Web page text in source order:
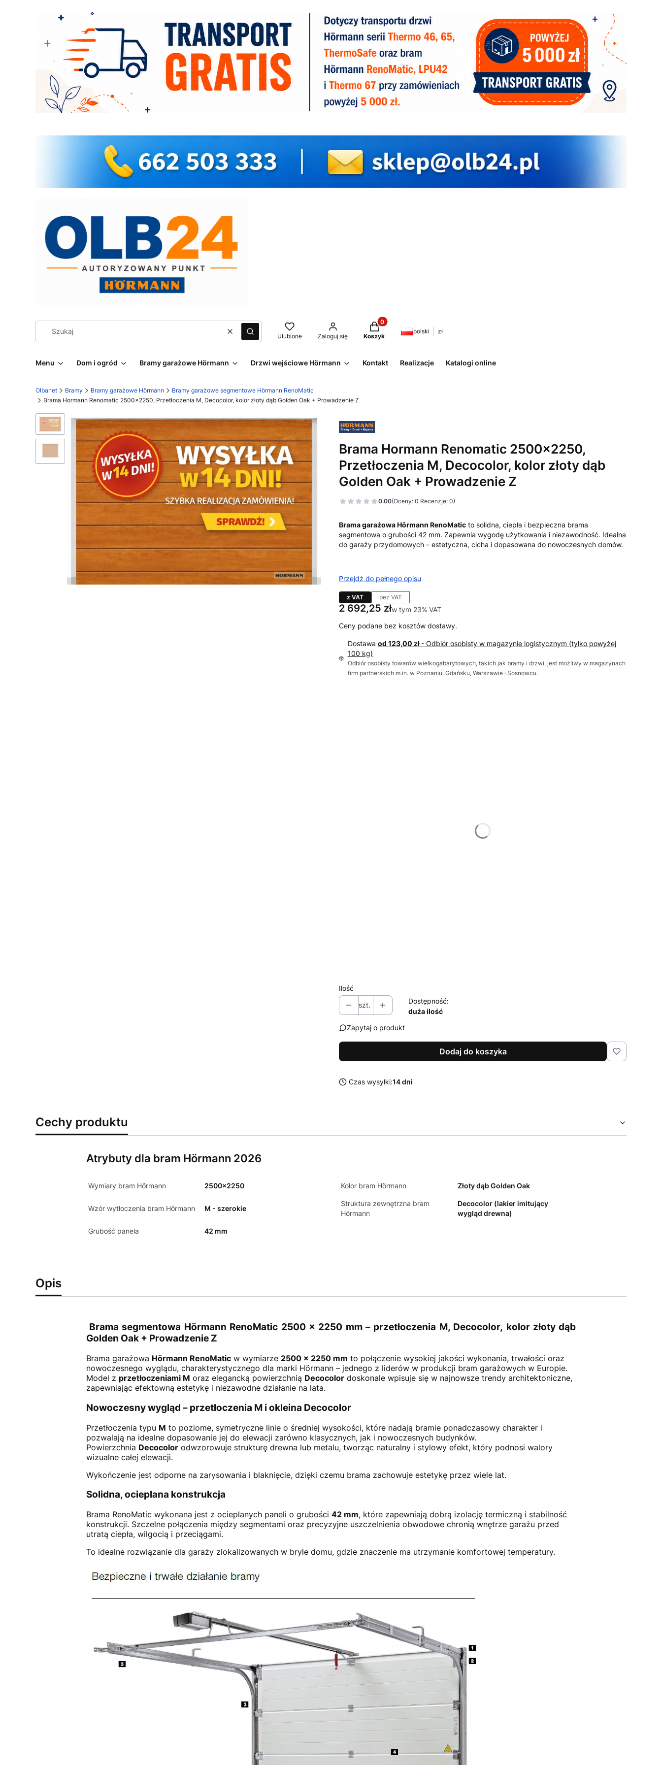
WyczyśćSzukaj Ulubione Zaloguj się
Produkty w koszyku: 0. Zobacz szczegóły
Koszyk
polski zł
Menu Dom i ogród Bramy garażowe Hörmann Drzwi wejściowe Hörmann Kontakt Realizacje Katalogi online
Olbanet Bramy Bramy garażowe Hörmann
Bramy garażowe segmentowe Hörmann RenoMatic
Brama Hormann Renomatic 2500x2250, Przetłoczenia M, Decocolor, kolor złoty dąb Golden Oak + Prowadzenie Z
Brama Hormann Renomatic 2500x2250,
Przetłoczenia M, Decocolor, kolor złoty dąb
Golden Oak + Prowadzenie Z
0.00(Oceny: 0 Recenzje: 0)
Brama garażowa Hörmann RenoMatic to solidna, ciepła i bezpieczna brama
segmentowa o grubości 42 mm. Zapewnia wygodę użytkowania i niezawodność. Idealna
do garaży przydomowych – estetyczna, cicha i dopasowana do nowoczesnych domów.
Przejdź do pełnego opisu
z VAT bez VAT
Cena
2 692,25 złw tym 23% VAT
w tym 23% VAT
Ceny podane bez kosztów dostawy.
Dostawa od 123,00 zł - Odbiór osobisty w magazynie logistycznym (tylko powyżej
100 kg)
Odbiór osobisty towarów wielkogabarytowych, takich jak bramy i drzwi, jest możliwy w magazynach
firm partnerskich m.in. w Poznaniu, Gdańsku, Warszawie i Sosnowcu.
Ilość
szt.
Dostępność:
duża ilość
Zapytaj o produkt
Dodaj do koszyka
Czas wysyłki:14 dni
Cechy produktu
Atrybuty dla bram Hörmann 2026
Wymiary bram Hörmann 2500x2250 Kolor bram Hörmann Złoty dąb Golden Oak
Wzór wytłoczenia bram Hörmann M - szerokie
Struktura zewnętrzna bram
Hörmann
Decocolor (lakier imitujący
wygląd drewna)
Grubość panela 42 mm
Opis
Brama segmentowa Hörmann RenoMatic 2500 × 2250 mm – przetłoczenia M, Decocolor, kolor złoty dąb
Golden Oak + Prowadzenie Z
Brama garażowa Hörmann RenoMaticw wymiarze 2500 × 2250 mm to połączenie wysokiej jakości wykonania, trwałości oraz
nowoczesnego wyglądu, charakterystycznego dla marki Hörmann – jednego z liderów w produkcji bram garażowych w Europie.
Model z przetłoczeniami M oraz elegancką powierzchnią Decocolordoskonale wpisuje się w najnowsze trendy architektoniczne,
zapewniając efektowną estetykę i niezawodne działanie na lata.
Nowoczesny wygląd – przetłoczenia M i okleina Decocolor
Przetłoczenia typu M to poziome, symetryczne linie o średniej wysokości, które nadają bramie ponadczasowy charakter i
pozwalają na idealne dopasowanie jej do elewacji zarówno klasycznych, jak i nowoczesnych budynków.
Powierzchnia Decocolorodwzorowuje strukturę drewna lub metalu, tworząc naturalny i stylowy efekt, który podnosi walory
wizualne całej elewacji.
Wykończenie jest odporne na zarysowania i blaknięcie, dzięki czemu brama zachowuje estetykę przez wiele lat.
Solidna, ocieplana konstrukcja
Brama RenoMatic wykonana jest z ocieplanych paneli o grubości 42 mm, które zapewniają dobrą izolację termiczną i stabilność
konstrukcji. Szczelne połączenia między segmentami oraz precyzyjne uszczelnienia obwodowe chronią wnętrze garażu przed
utratą ciepła, wilgocią i przeciągami.
To idealne rozwiązanie dla garaży zlokalizowanych w bryle domu, gdzie znaczenie ma utrzymanie komfortowej temperatury.